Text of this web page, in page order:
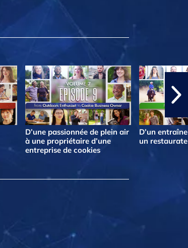
D’une passionnée de plein air
à une propriétaire d’une
entreprise de cookies
D’un
un